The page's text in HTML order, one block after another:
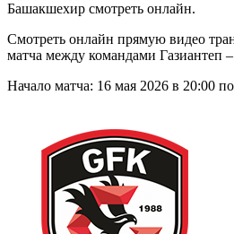
Башакшехир смотреть онлайн.
Смотреть онлайн прямую видео
матча между командами Газиантеп
Начало матча: 16 мая 2026 в 20:00